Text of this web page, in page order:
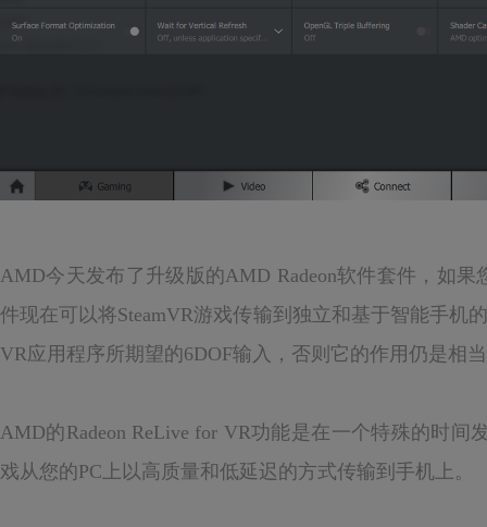
AMD今天发布了升级版的AMD Radeon软件套件，如
件现在可以将SteamVR游戏传输到独立和基于智能手机
VR应用程序所期望的6DOF输入，否则它的作用仍是相
AMD的Radeon ReLive for VR功能是在一个特殊的时间
戏从您的PC上以高质量和低延迟的方式传输到手机上。